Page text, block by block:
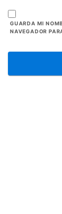
GUARDA MI
NAVEGADOR